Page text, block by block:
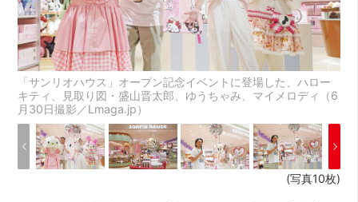
「サンリオハウス」オープン記念イベントに登場した、ハロー
キティ、見取り図・盛山晋太郎、ゆうちゃみ、マイメロディ（6
月30日撮影／Lmaga.jp）
(写真10枚)